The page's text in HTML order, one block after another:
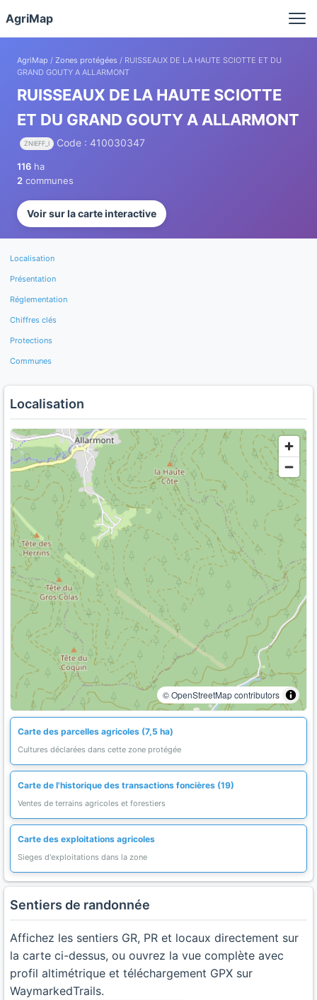
AgriMap
AgriMap / Zones protégées / RUISSEAUX DE LA HAUTE SCIOTTE ET DU
GRAND GOUTY A ALLARMONT
RUISSEAUX DE LA HAUTE SCIOTTE
ET DU GRAND GOUTY A ALLARMONT
ZNIEFF_I Code : 410030347
116 ha
2 communes
Voir sur la carte interactive
Localisation
Présentation
Réglementation
Chiffres clés
Protections
Communes
Localisation
© OpenStreetMap contributors
Carte des parcelles agricoles (7,5 ha)
Cultures déclarées dans cette zone protégée
Carte de l'historique des transactions foncières (19)
Ventes de terrains agricoles et forestiers
Carte des exploitations agricoles
Sieges d'exploitations dans la zone
Sentiers de randonnée
Affichez les sentiers GR, PR et locaux directement sur
la carte ci-dessus, ou ouvrez la vue complète avec
profil altimétrique et téléchargement GPX sur
WaymarkedTrails.